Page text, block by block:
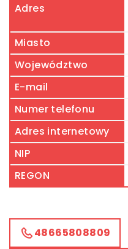
Adres
Miasto
Województwo
E-mail
Numer telefonu
Adres internetowy
NIP
REGON
48665808809